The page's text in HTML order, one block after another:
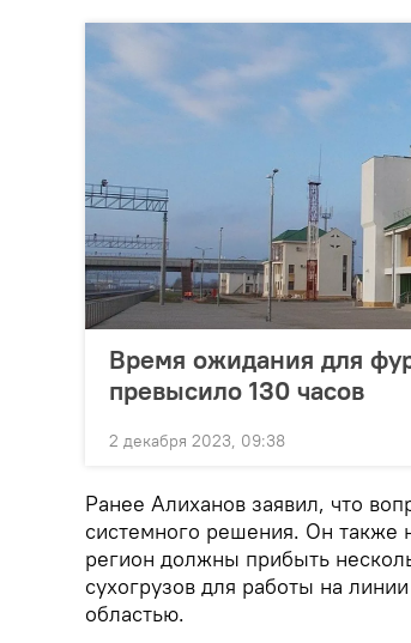
Время ожидания для
превысило 130 часов
2 декабря 2023, 09:38
Ранее Алиханов заявил, что
системного решения. Он также
регион должны прибыть
сухогрузов для работы на
областью.